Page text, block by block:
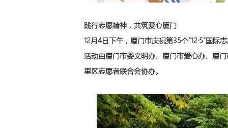
践行志愿精神，共筑爱心厦门
12月4日下午，厦门市庆祝第35个“12·5”国
活动由厦门市委文明办、厦门市爱心办、厦
里区志愿者联合会协办。